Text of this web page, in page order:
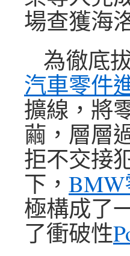
場查獲海
為徹底
汽車零件
擴線，將
繭，層層
拒不交接
下，
極構成了
了衝破性